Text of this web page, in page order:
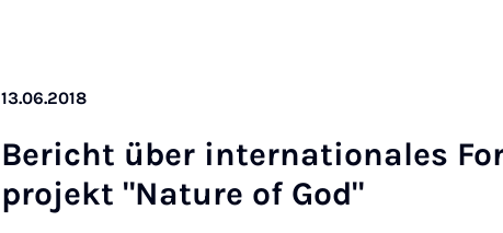
13.06.2018
Be­richt über in­ter­na­ti­o­na­les
pro­jekt "Na­ture of God"